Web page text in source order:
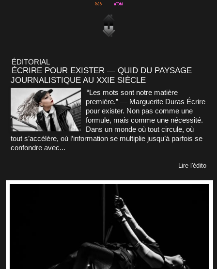
ÉDITORIAL
ÉCRIRE POUR EXISTER — QUID DU PAYSAGE
JOURNALISTIQUE AU XXIE SIÈCLE
“Les mots sont notre matière
première.” — Marguerite Duras Écrire
pour exister. Non pas comme une
formule, mais comme une nécessité.
Dans un monde où tout circule, où
tout s’accélère, où l’information se multiplie jusqu’à parfois se
confondre avec...
Lire l'édito